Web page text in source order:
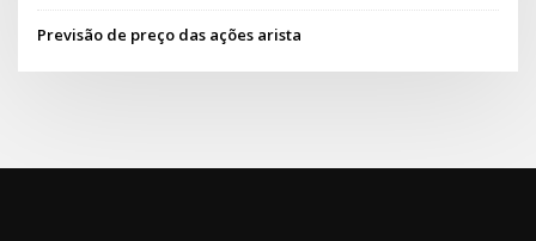
Previsão de preço das ações arista